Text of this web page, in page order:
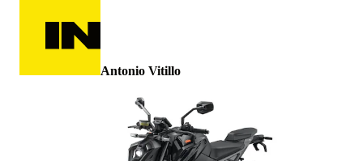
Antonio Vitillo